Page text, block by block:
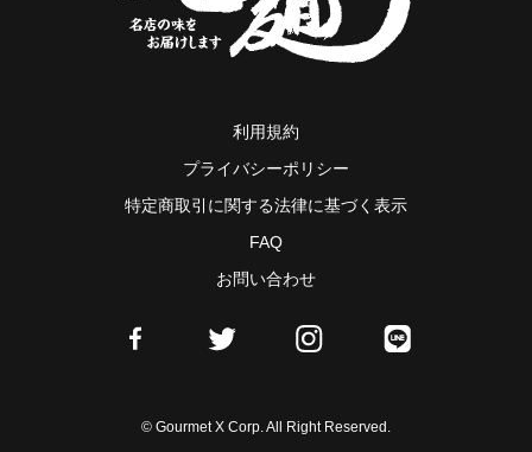
利用規約
プライバシーポリシー
特定商取引に関する法律に基づく表示
FAQ
お問い合わせ
© Gourmet X Corp. All Right Reserved.